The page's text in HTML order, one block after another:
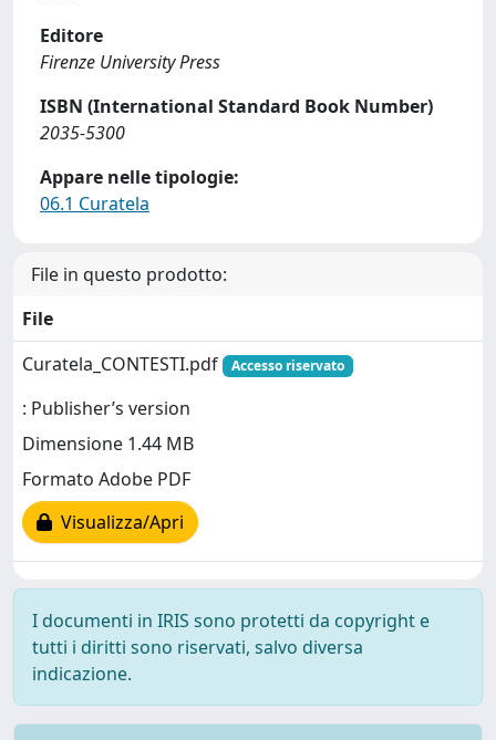
Editore
Firenze University Press
ISBN (International Standard Book Number)
2035-5300
Appare nelle tipologie:
06.1 Curatela
File in questo prodotto:
File
Curatela_CONTESTI.pdf
Accesso riservato
: Publisher’s version
Dimensione 1.44 MB
Formato Adobe PDF
Visualizza/Apri
I documenti in IRIS sono protetti da copyright e
tutti i diritti sono riservati, salvo diversa
indicazione.